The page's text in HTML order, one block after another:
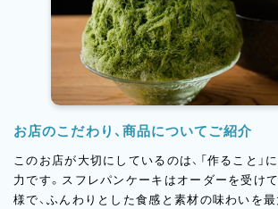
お店のこだわり、商品についてご紹介
このお店が大切にしているのは、「作ること」
力です。スフレパンケーキはオーダーを受け
様で、ふんわりとした食感と素材の味わいを